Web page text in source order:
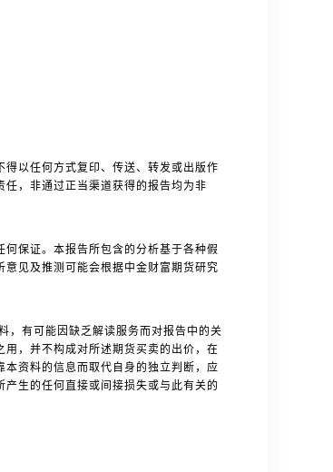
以任何方式复印、传送、转发或出版作
，非通过正当渠道获得的报告均为非
保证。本报告所包含的分析基于各种假
见及推测可能会根据中金财富期货研究
，有可能因缺乏解读服务而对报告中的关
，并不构成对所述期货买卖的出价，在
资料的信息而取代自身的独立判断，应
生的任何直接或间接损失或与此有关的